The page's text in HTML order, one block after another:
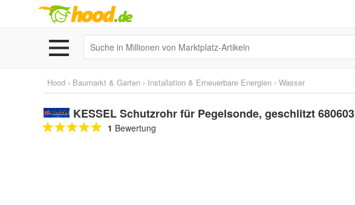
Hood › Baumarkt & Garten › Installation & Erneuerbare Energien › Wasser
KESSEL Schutzrohr für Pegelsonde, geschlitzt 680603
1 Bewertung